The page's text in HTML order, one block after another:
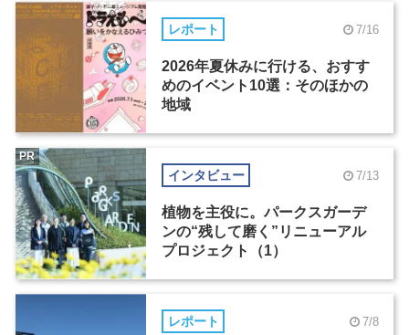
レポート 7/16
2026年夏休みに行ける、おすす
めのイベント10選：そのほかの
地域
インタビュー 7/13
植物を主役に。パークスガーデ
ンの“残して磨く”リニューアル
プロジェクト（1）
PR
レポート 7/8